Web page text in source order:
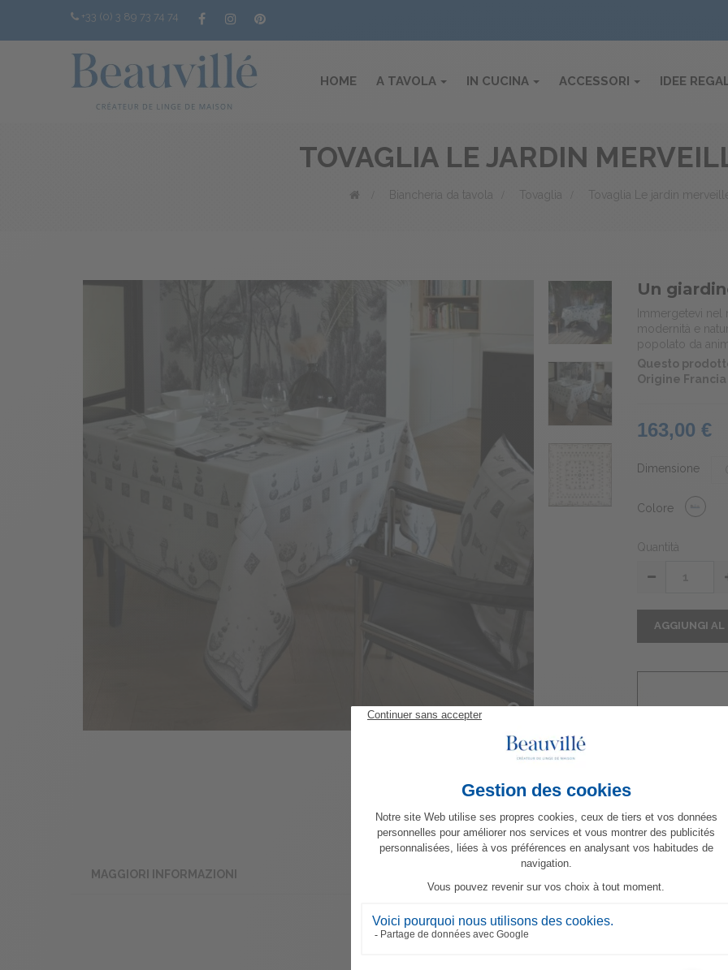
+33 (0) 3 89 73 74 74
HOME A TAVOLA IN CUCINA ACCESSORI IDEE
Biancheria da tavola Tovaglia Tovaglia Le jardin
TOVAGLIA LE JARDIN
Un
Immergetevi
modernità e
popolato da
Questo
Origine Francia
163,00 €
Dimensione
Colore
Quantità
AGGIUNGI AL
MAGGIORI INFORMAZIONI